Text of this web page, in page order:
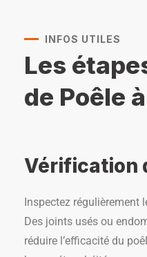
INFOS UTILES
Les
de Poêle
Vérification
Inspectez régulièrement
Des joints usés ou
réduire l’efficacité du